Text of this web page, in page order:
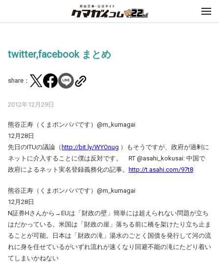
twitter,facebook まとめ
share：
2012年12月29日
熊谷正寿（くまポンパパです）@m_kumagai
12月28日
先日のITUの議論（ http://bit.ly/WYOnug ）もそうですが、政府が過剰に
ネットに介入することに僕は反対です。 RT @asahi_kokusai: 中国で
政府によるネット実名登録義務化の記事。
http://t.asahi.com/97t8
熊谷正寿（くまポンパパです）@m_kumagai
12月28日
N証券Hさんから→EUは「財政の壁」簡単には超えられない問題が立ち
はだかっている。米国は「財政の崖」落ちる前に橋を架けたり立ち止ま
ることが可能。日本は「財政の滝」湯水のごとく国債を発行して河の流
れに身を任せているがいずれ流れが速くなり回避不能の滝にたどり着い
てしまいかねない